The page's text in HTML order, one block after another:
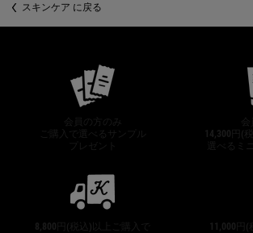
スキンケア に戻る
会員の方のみ
ご購入で選べるサンプル
14,300円(
選べるミ
8,800円(税込)以上ご購入で
11,000円